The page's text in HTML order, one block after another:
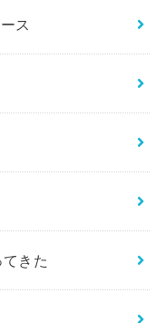
ス
きた